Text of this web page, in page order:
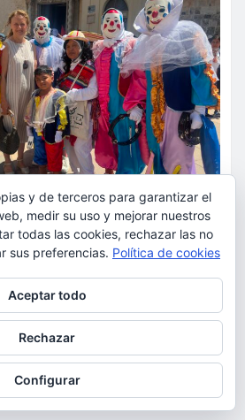
FIESTAS
ecuatoriana de
la festividad de
Cisne
Ago 9, 2026
y de terceros para garantizar el
medir su uso y mejorar nuestros
todas las cookies, rechazar las no
sus preferencias. Política de cookies
Aceptar todo
Rechazar
Configurar
incluido cómo gestionar las cookies,